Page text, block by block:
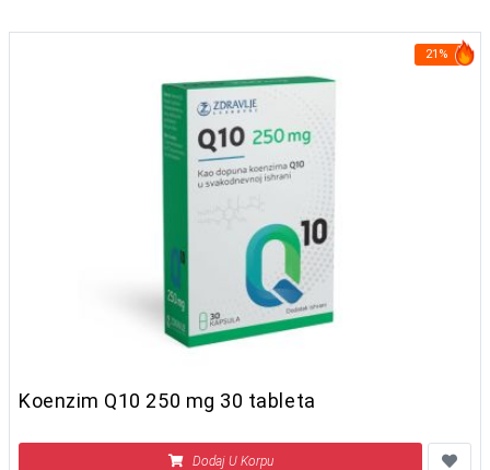
21%
Koenzim Q10 250 mg 30 tableta
Dodaj U Korpu